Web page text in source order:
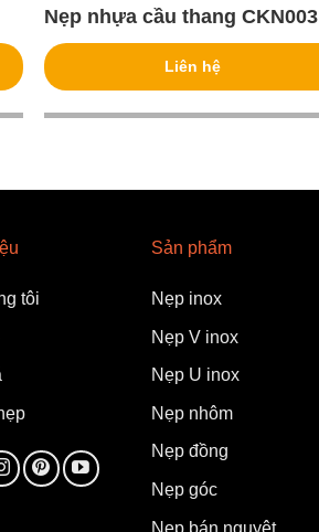
Nẹp nhựa cầu thang CKN003
Liên hệ
tôi
Sản phẩm
Nẹp inox
Nẹp V inox
Nẹp U inox
Nẹp nhôm
Nẹp đồng
Nẹp góc
Nẹp bán nguyệt